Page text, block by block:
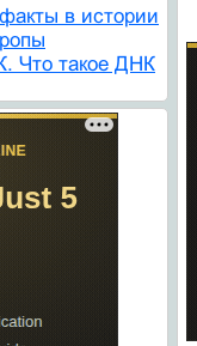
в истории
Что такое ДНК